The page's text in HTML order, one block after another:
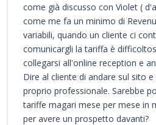
come già discusso con Violet (
come me fa un minimo di
variabili, quando un cliente ci
comunicargli la tariffa è
collegarsi all'online reception e
Dire al cliente di andare sul sito
proprio professionale. Sarebbe
tariffe magari mese per mese in
per avere un prospetto davanti?